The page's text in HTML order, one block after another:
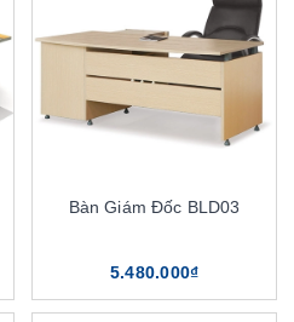
Bàn Giám Đốc BLD03
5.480.000₫